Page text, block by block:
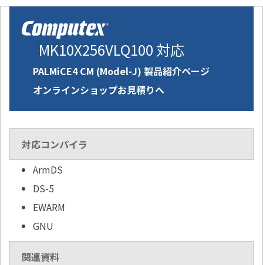
MK10X256VLQ100 対応
PALMiCE4 CM (Model-J) 製品紹介ページ
オンラインショップお見積りへ
対応コンパイラ
ArmDS
DS-5
EWARM
GNU
関連資料